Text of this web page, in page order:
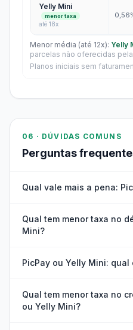
Yelly Mini
menor taxa
até 18x
Menor média (até 12x): Yelly
parcelas não oferecidas
Planos iniciais sem
06 · DÚVIDAS COMUNS
Perguntas
Qual vale mais a pena:
Qual tem menor taxa no
Mini?
PicPay ou Yelly Mini:
Qual tem menor taxa no
ou Yelly Mini?